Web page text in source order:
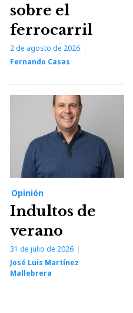
sobre el
ferrocarril
2 de agosto de 2026
Fernando Casas
Opinión
Indultos de
verano
31 de julio de 2026
José Luis Martínez
Mallebrera